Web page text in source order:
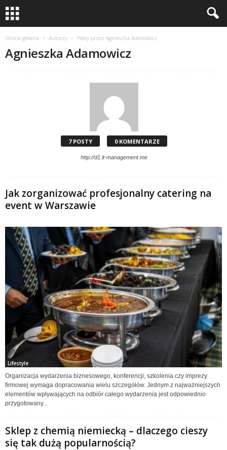
Strona główna Autorzy Posty przez Agnieszka Adamowicz
Agnieszka Adamowicz
7 POSTY 0 KOMENTARZE
http://d1.it-management.me
Jak zorganizować profesjonalny catering na
event w Warszawie
Lifestyle
Organizacja wydarzenia biznesowego, konferencji, szkolenia czy imprezy
firmowej wymaga dopracowania wielu szczegółów. Jednym z najważniejszych
elementów wpływających na odbiór całego wydarzenia jest odpowiednio
przygotowany...
Sklep z chemią niemiecką – dlaczego cieszy
się tak dużą popularnością?